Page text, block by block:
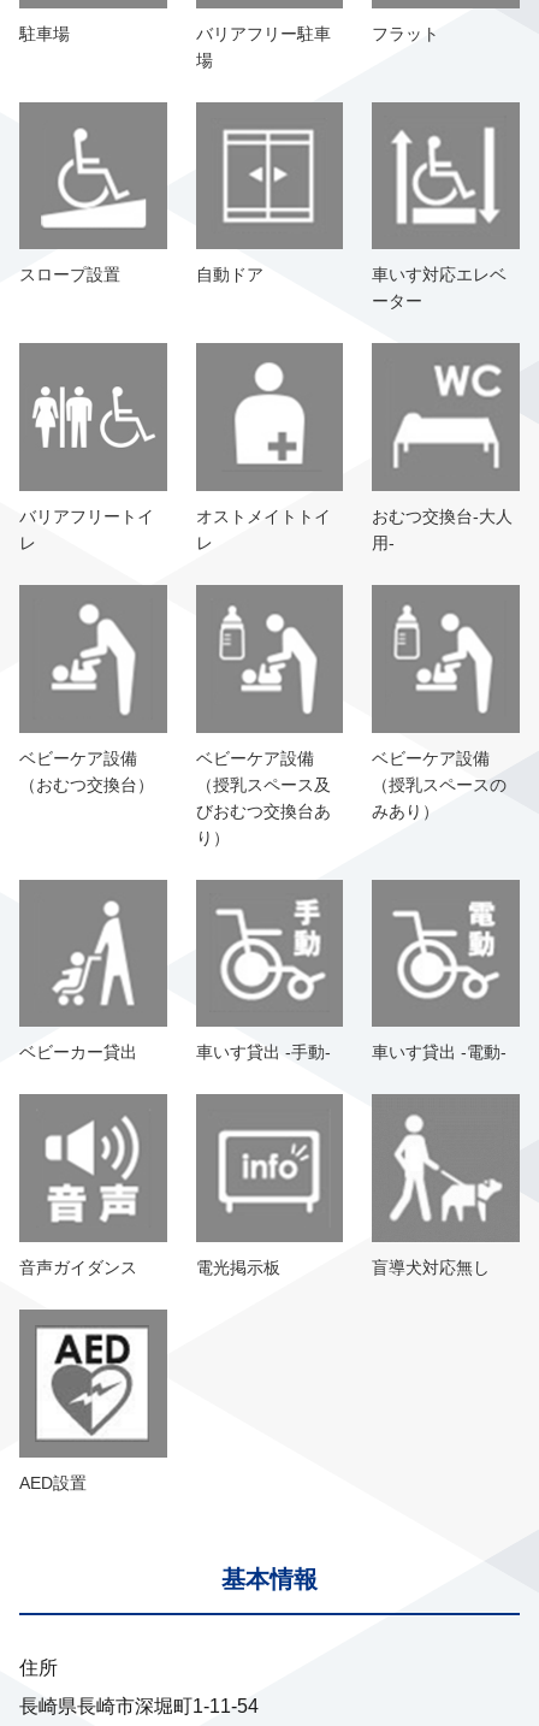
駐車場
バリアフリー駐車
場
フラット
スロープ設置 自動ドア
車いす対応エレベ
ーター
バリアフリートイ
レ
オストメイトトイ
レ
おむつ交換台-大人
用-
ベビーケア設備
（おむつ交換台）
ベビーケア設備
（授乳スペース及
びおむつ交換台あ
り）
ベビーケア設備
（授乳スペースの
みあり）
ベビーカー貸出 車いす貸出 -手動- 車いす貸出 -電動-
音声ガイダンス 電光掲示板 盲導犬対応無し
AED設置
基本情報
住所
長崎県長崎市深堀町1-11-54